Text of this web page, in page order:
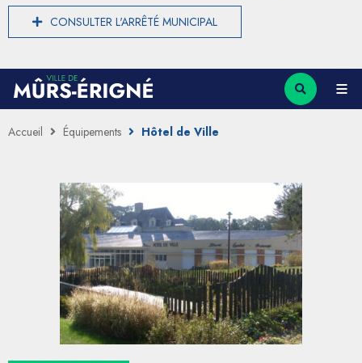
CONSULTER L'ARRÊTÉ MUNICIPAL
Accueil Équipements Hôtel de Ville